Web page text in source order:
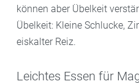
können aber Übelkeit
Übelkeit: Kleine Schlucke,
eiskalter Reiz.
Leichtes Essen für